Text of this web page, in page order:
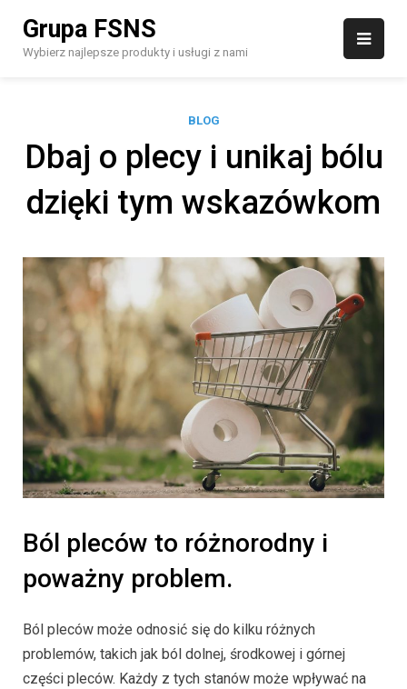
content
Grupa FSNS
Wybierz najlepsze produkty i usługi z nami
BLOG
Dbaj o plecy i unikaj bólu
dzięki tym wskazówkom
Ból pleców to różnorodny i
poważny problem.
Ból pleców może odnosić się do kilku różnych
problemów, takich jak ból dolnej, środkowej i górnej
części pleców. Każdy z tych stanów może wpływać na